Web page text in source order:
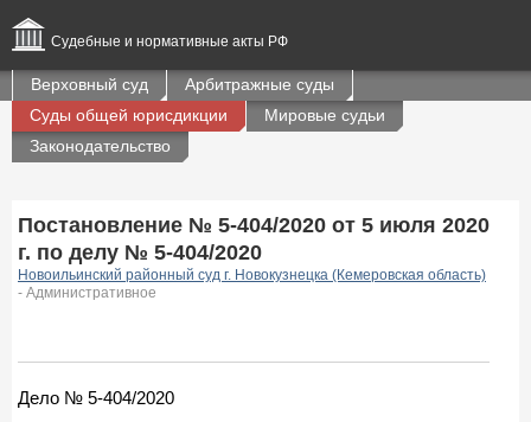
Судебные и нормативные акты РФ
Верховный суд
Арбитражные суды
Суды общей юрисдикции
Мировые судьи
Законодательство
Постановление № 5-404/2020 от 5 июля 2020
г. по делу № 5-404/2020
Новоильинский районный суд г. Новокузнецка (Кемеровская область)
- Административное
Дело № 5-404/2020